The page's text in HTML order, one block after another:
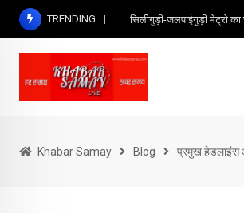
Skip
content
TRENDING सिलीगुड़ी-जलपाईगुड़ी मेट्रो
Khabar Samay Blog प्रमुख